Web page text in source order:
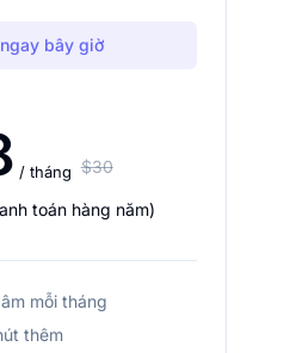
bây giờ
/ tháng $30
toán hàng năm)
mỗi tháng
thêm